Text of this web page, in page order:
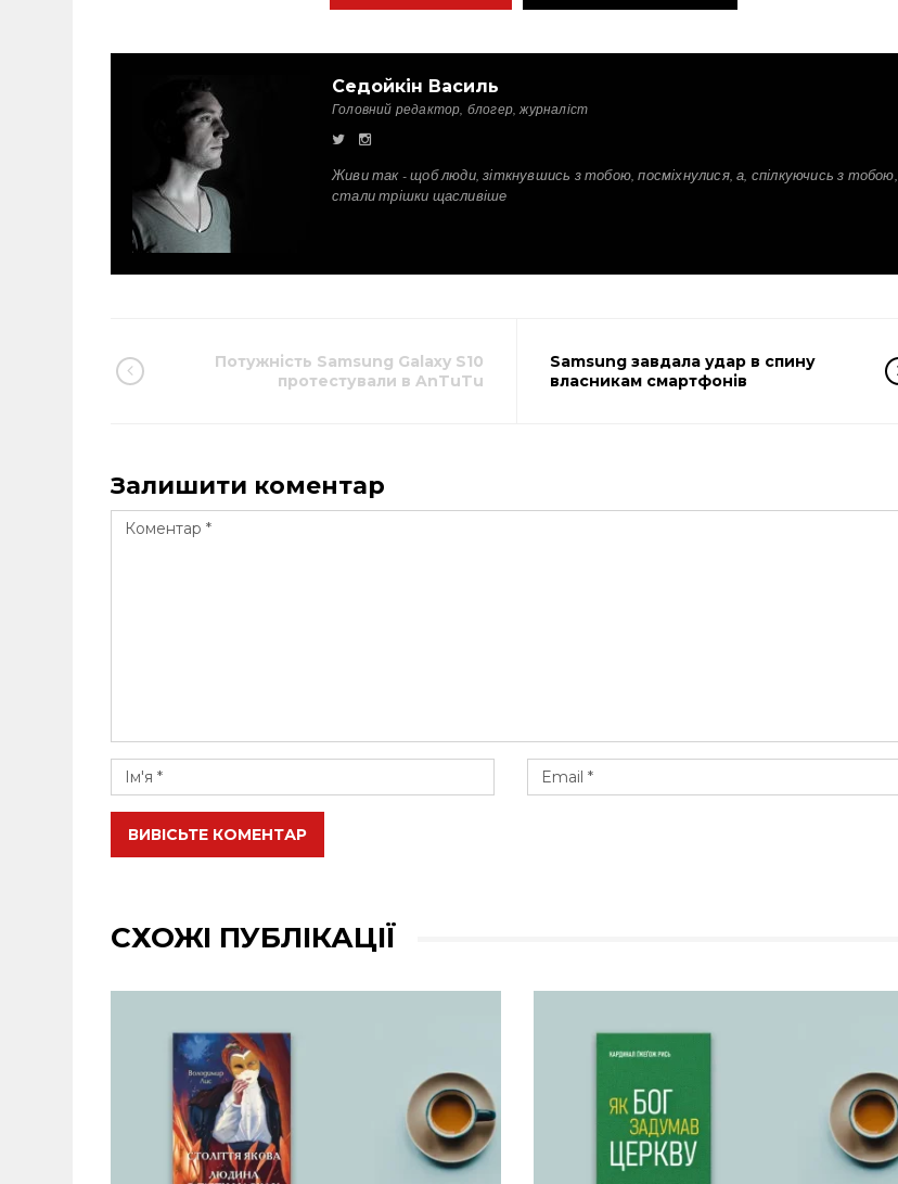
Седойкін Василь
Головний редактор, блогер, журналіст
Живи так - щоб люди, зіткнувшись з тобою, посміхнулися, а, спілкуючись з тобою,
стали трішки щасливіше
Потужність Samsung Galaxy S10
протестували в AnTuTu
Samsung завдала удар в спину
власникам смартфонів
Залишити коментар
ВИВІСЬТЕ КОМЕНТАР
СХОЖІ ПУБЛІКАЦІЇ